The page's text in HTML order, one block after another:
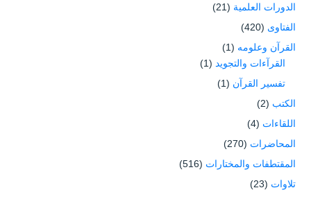
الدورات العلمية (21)
الفتاوى (420)
القرآن وعلومه (1)
القرآءات والتجويد (1)
تفسير القرآن (1)
الكتب (2)
اللقاءات (4)
المحاضرات (270)
المقتطفات والمختارات (516)
تلاوات (23)